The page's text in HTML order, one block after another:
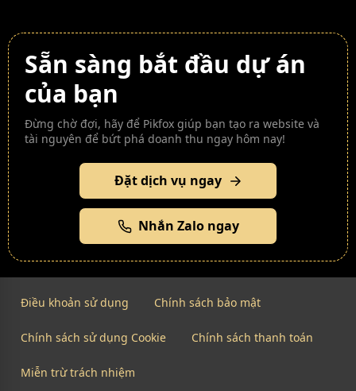
Sẵn sàng bắt đầu dự án
của bạn
Đừng chờ đợi, hãy để Pikfox giúp bạn tạo ra website và
tài nguyên để bứt phá doanh thu ngay hôm nay!
Đặt dịch vụ ngay
Nhắn Zalo ngay
Điều khoản sử dụng Chính sách bảo mật
Chính sách sử dụng Cookie Chính sách thanh toán
Miễn trừ trách nhiệm